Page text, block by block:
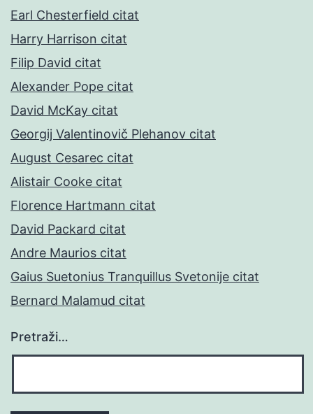
Earl Chesterfield citat
Harry Harrison citat
Filip David citat
Alexander Pope citat
David McKay citat
Georgij Valentinovič Plehanov citat
August Cesarec citat
Alistair Cooke citat
Florence Hartmann citat
David Packard citat
Andre Maurios citat
Gaius Suetonius Tranquillus Svetonije citat
Bernard Malamud citat
Pretraži…